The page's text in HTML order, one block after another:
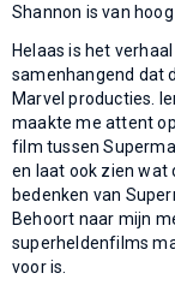
Shannon is van hoog
Helaas is het
samenhangend dat
Marvel producties.
maakte me attent
film tussen
en laat ook zien wat
bedenken van
Behoort naar mijn
superheldenfilms
voor is.